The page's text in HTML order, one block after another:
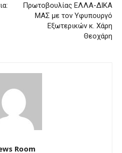
Πρωτοβουλίας ΕΛΛΑ-ΔΙΚΑ
ΜΑΣ με τον Υφυπουργό
Εξωτερικών κ. Χάρη
Θεοχάρη
Room